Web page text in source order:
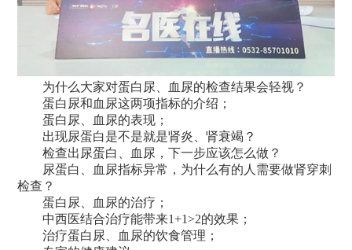
为什么大家对蛋白尿、血尿的检查结果会轻视？
蛋白尿和血尿这两项指标的介绍；
蛋白尿、血尿的表现；
出现尿蛋白是不是就是肾炎、肾衰竭？
检查出尿蛋白、血尿，下一步应该怎么做？
尿蛋白、血尿指标异常，为什么有的人需要做肾穿刺
检查？
蛋白尿、血尿的治疗；
中西医结合治疗能带来1+1>2的效果；
治疗蛋白尿、血尿的饮食管理；